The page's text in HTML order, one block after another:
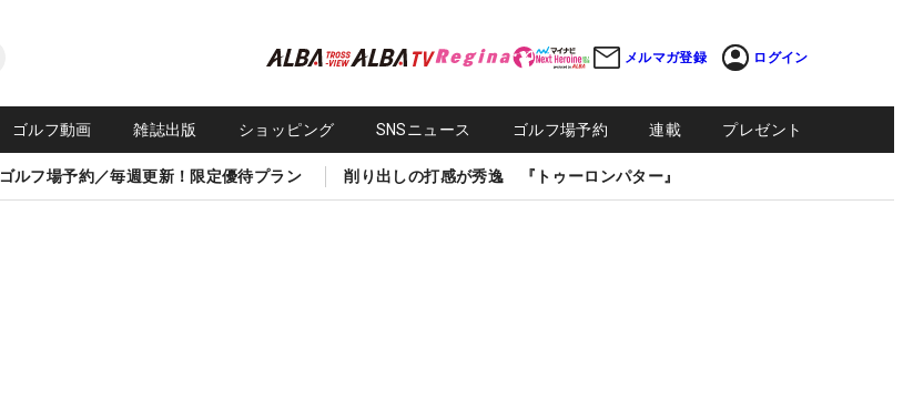
メルマガ登録 ログイン
ゴルフ動画 雑誌出版 ショッピング SNSニュース ゴルフ場予約 連載 プレゼント
ゴルフ場予約／毎週更新！限定優待プラン 削り出しの打感が秀逸 『トゥーロンパター』